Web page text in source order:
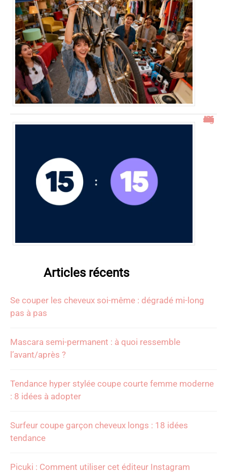
15h15 signification : découverte de l’heure miroir
Articles récents
Se couper les cheveux soi-même : dégradé mi-long
pas à pas
Mascara semi-permanent : à quoi ressemble
l’avant/après ?
Tendance hyper stylée coupe courte femme moderne
: 8 idées à adopter
Surfeur coupe garçon cheveux longs : 18 idées
tendance
Picuki : Comment utiliser cet éditeur Instagram